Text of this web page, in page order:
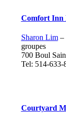
Comfort Inn
Sharon Lim–
groupes
700 Boul
Tel: 514-633-
Courtyard